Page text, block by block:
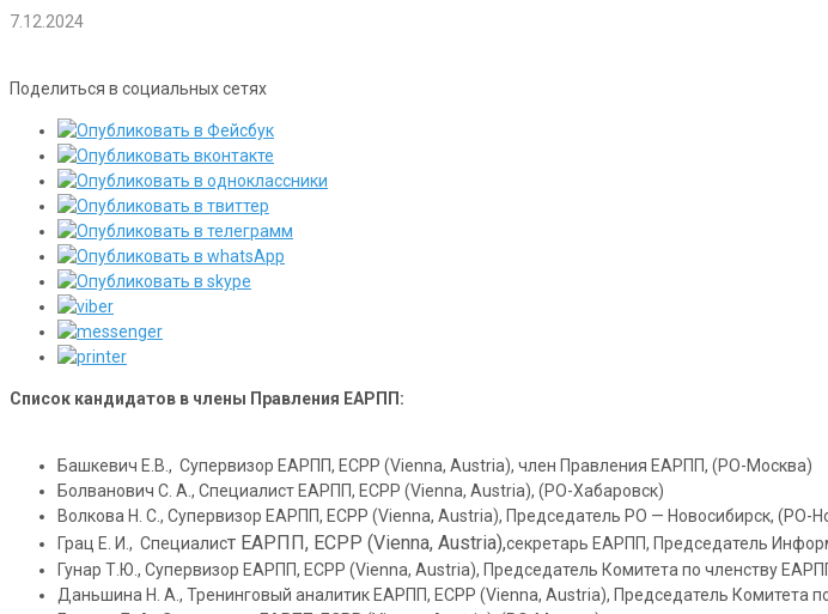
7.12.2024
Поделиться в социальных сетях
Список кандидатов в члены Правления ЕАРПП:
Башкевич Е.В., Супервизор ЕАРПП, ЕСРР (Vienna, Austria), член Правления ЕАРПП, (РО-Москва)
Болванович С. А., Специалист ЕАРПП, ЕСРР (Vienna, Austria), (РО-Хабаровск)
Волкова Н. С., Супервизор ЕАРПП, ЕСРР (Vienna, Austria), Председатель РО — Новосибирск, (РО-
Грац Е. И., Специалист ЕАРПП, ECPP (Vienna, Austria),секретарь ЕАРПП, Председатель
Гунар Т.Ю., Супервизор ЕАРПП, ЕСРР (Vienna, Austria), Председатель Комитета по членству
Даньшина Н. А., Тренинговый аналитик ЕАРПП, ECPP (Vienna, Austria), Председатель Комитета